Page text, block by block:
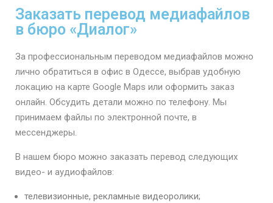
Заказать перевод медиафайлов
в бюро «Диалог»
За профессиональным переводом медиафайлов можно
лично обратиться в офис в Одессе, выбрав удобную
локацию на карте Google Maps или оформить заказ
онлайн. Обсудить детали можно по телефону. Мы
принимаем файлы по электронной почте, в
мессенджеры.
В нашем бюро можно заказать перевод следующих
видео- и аудиофайлов:
телевизионные, рекламные видеоролики;